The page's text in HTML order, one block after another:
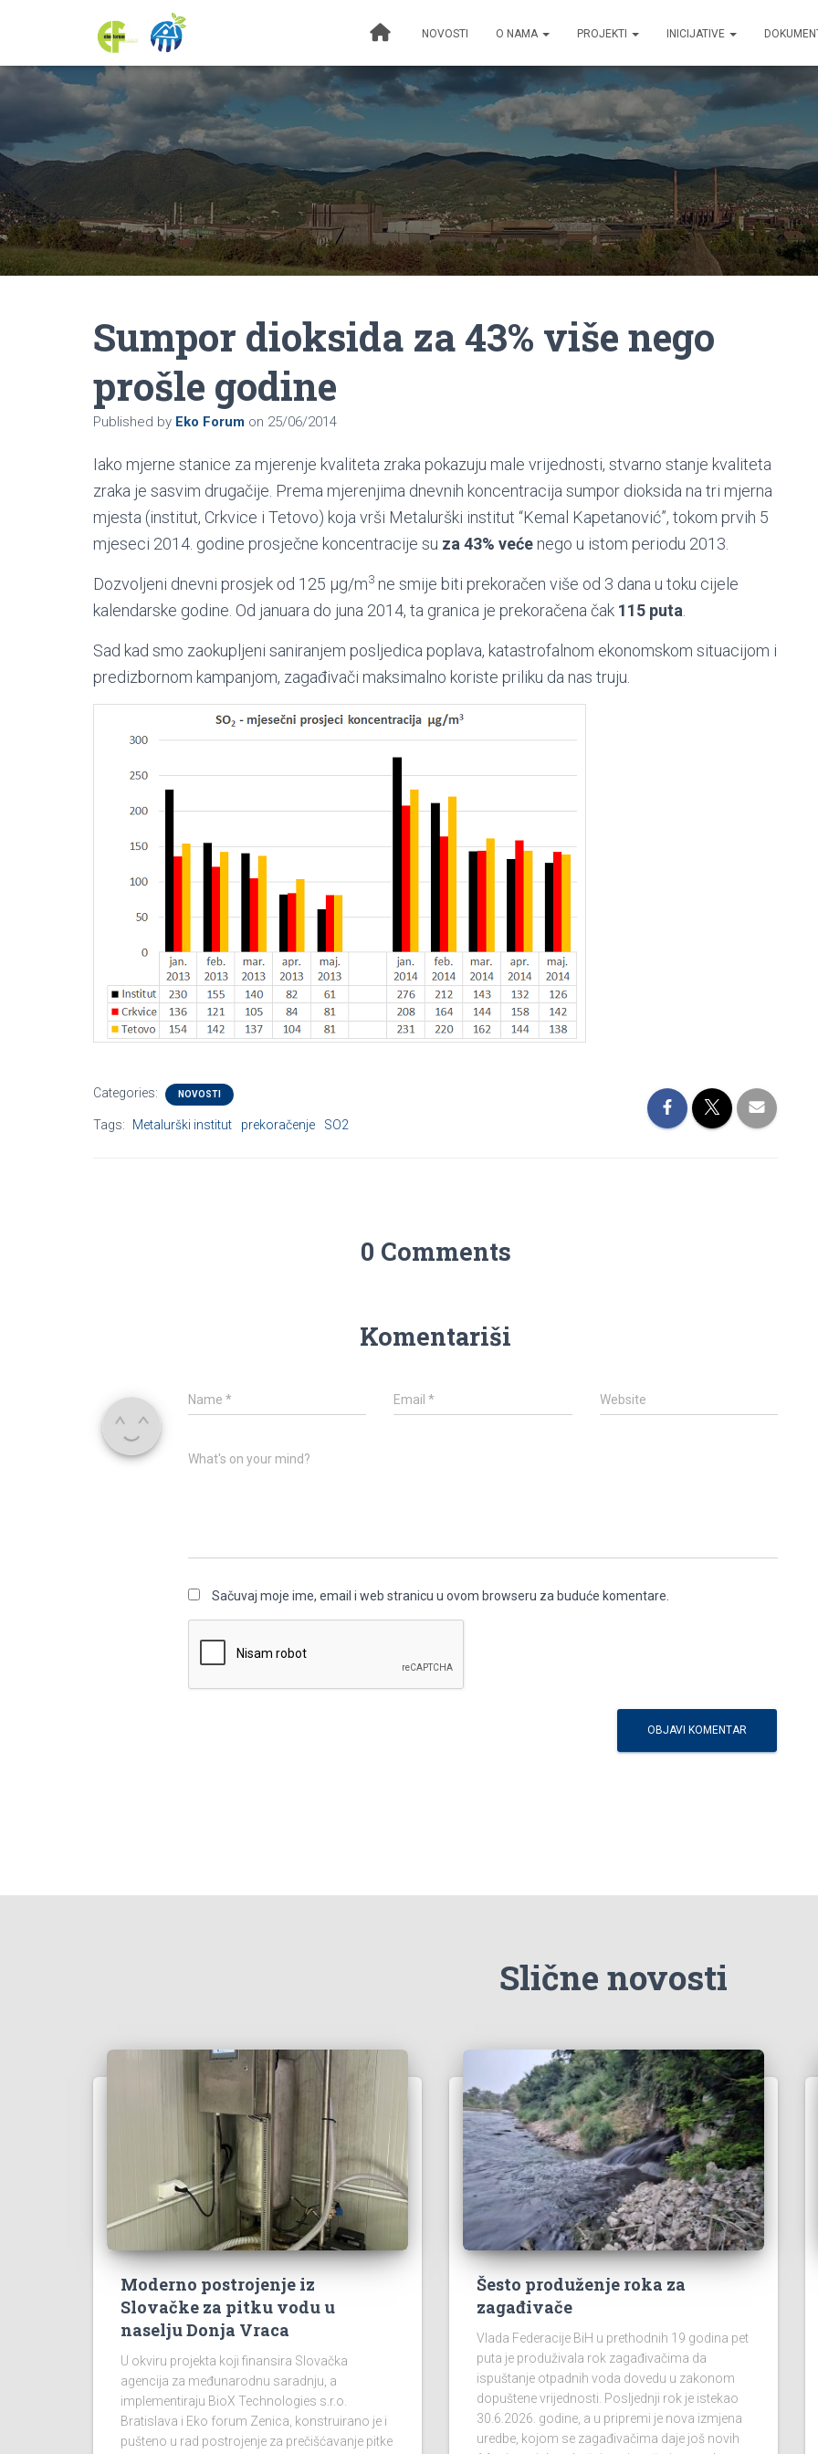
NOVOSTI O NAMA PROJEKTI INICIJATIVE
Sumpor dioksida za 43% više nego
prošle godine
Published by Eko Forum on 25/06/2014
Iako mjerne stanice za mjerenje kvaliteta zraka pokazuju male vrijednosti, stvarno stanje kvaliteta
zraka je sasvim drugačije. Prema mjerenjima dnevnih koncentracija sumpor dioksida na tri mjerna
mjesta (institut, Crkvice i Tetovo) koja vrši Metalurški institut “Kemal Kapetanović”, tokom prvih 5
mjeseci 2014. godine prosječne koncentracije su za 43% veće nego u istom periodu 2013.
Dozvoljeni dnevni prosjek od 125 µg/m3 ne smije biti prekoračen više od 3 dana u toku cijele
kalendarske godine. Od januara do juna 2014, ta granica je prekoračena čak 115 puta
Sad kad smo zaokupljeni saniranjem posljedica poplava, katastrofalnom ekonomskom situacijom i
predizbornom kampanjom, zagađivači maksimalno koriste priliku da nas truju.
Categories: NOVOSTI
Tags: Metalurški institut prekoračenje SO2
0 Comments
Komentariši
Name * Email* Website
What's on your mind?
Sačuvaj moje ime, email i web stranicu u ovom browseru za buduće komentare.
Slične novosti
Moderno postrojenje iz
Slovačke za pitku vodu u
naselju Donja Vraca
U okviru projekta koji finansira Slovačka
agencija za međunarodnu saradnju, a
implementiraju BioX Technologies s.r.o.
Bratislava i Eko forum Zenica, konstruirano je i
pušteno u rad postrojenje za prečišćavanje pitke
Šesto produženje roka za
zagađivače
Vlada Federacije BiH u prethodnih 19 godina pet
puta je produživala rok zagađivačima da
ispuštanje otpadnih voda dovedu u zakonom
dopuštene vrijednosti. Posljednji rok je istekao
30.6.2026. godine, a u pripremi je nova izmjena
uredbe, kojom se zagađivačima daje još novih